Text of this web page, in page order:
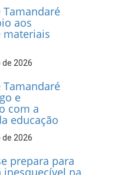
de placas à
Taxistas Rota
de 2026
patrimônio